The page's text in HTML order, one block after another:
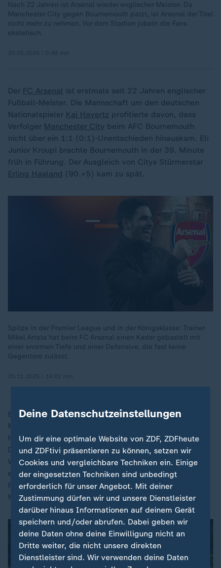
Nach 22 Jahren ist Arsenal wieder englischer Meister. Da
Manchester City gegen Bournemouth patzt, ist Arsenal der Titel
nicht mehr zu nehmen. Vor dem Stadion jubeln die Fans
ekstatisch.
Der FC Arsenal ist erstmals seit 22 Jahren englischer
Fußball-Meister. Die Mannschaft um den deutschen
Nationalspieler Kai Havertz profitierte davon, dass
Verfolger Manchester City beim AFC Bournemouth
nicht über ein 1:1 (0:1)-Unentschieden hinauskam. Eli
Junior Kroupi brachte Bournemouth in der 39. Minute
früh in Führung. Der Ausgleich von Citys Stürmerstar
Erling Haaland (90.+5) kam zu spät.
Spitze in der Premier League und in der Königsklasse: Trainer
Mikel Arteta hat beim FC Arsenal einen Kader gebastelt mit
einer enormen Tiefe und einer Defensive, die fast keine
Gegentore zulässt.
Bei vier Punkten Rückstand in der Tabelle kann
Manchester City den Spitzenreiter aus der englischen
Hauptstadt am letzten Spieltag nicht mehr überholen.
Der FC Arsenal, der zuletzt 2004 unter Trainer Arsène
Wenger Meister wurden, hatte am Montagabend dank
eines Treffers von Havertz sein Heimspiel gegen den
FC Burnley mit 1:0 gewonnen. Nun ist es der 14.
Meister-Titel für die Londoner.
Deine Datenschutzeinstellungen
Um dir eine optimale Website von ZDF, ZDFheute
und ZDFtivi präsentieren zu können, setzen wir
Cookies und vergleichbare Techniken ein. Einige
der eingesetzten Techniken sind unbedingt
erforderlich für unser Angebot. Mit deiner
Zustimmung dürfen wir und unsere Dienstleister
darüber hinaus Informationen auf deinem Gerät
speichern und/oder abrufen. Dabei geben wir
deine Daten ohne deine Einwilligung nicht an
Dritte weiter, die nicht unsere direkten
Dienstleister sind. Wir verwenden deine Daten